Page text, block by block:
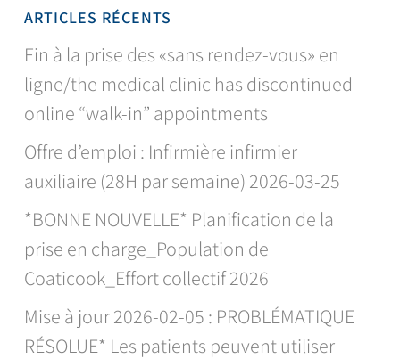
ARTICLES RÉCENTS
Fin à la prise des «sans rendez-vous» en
ligne/the medical clinic has discontinued
online “walk-in” appointments
Offre d’emploi : Infirmière infirmier
auxiliaire (28H par semaine) 2026-03-25
*BONNE NOUVELLE* Planification de la
prise en charge_Population de
Coaticook_Effort collectif 2026
Mise à jour 2026-02-05 : PROBLÉMATIQUE
RÉSOLUE* Les patients peuvent utiliser